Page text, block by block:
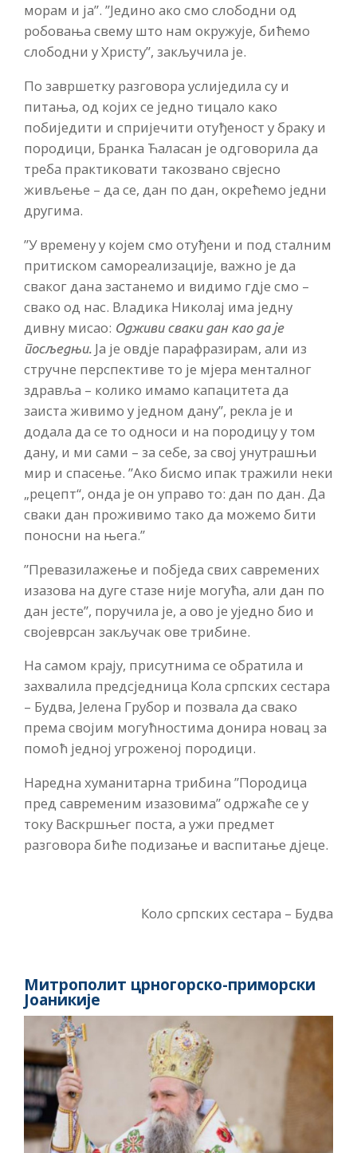
морам и ја”. ”Једино ако смо слободни од
робовања свему што нам окружује, бићемо
слободни у Христу”, закључила је.
По завршетку разговора услиједила су и
питања, од којих се једно тицало како
побиједити и спријечити отуђеност у браку и
породици, Бранка Ћаласан је одговорила да
треба практиковати такозвано свјесно
живљење – да се, дан по дан, окрећемо једни
другима.
”У времену у којем смо отуђени и под сталним
притиском самореализације, важно је да
сваког дана застанемо и видимо гдје смо –
свако од нас. Владика Николај има једну
дивну мисао: Одживи сваки дан као да је
посљедњи. Ја је овдје парафразирам, али из
стручне перспективе то је мјера менталног
здравља – колико имамо капацитета да
заиста живимо у једном дану”, рекла је и
додала да се то односи и на породицу у том
дану, и ми сами – за себе, за свој унутрашњи
мир и спасење. ”Ако бисмо ипак тражили неки
„рецепт“, онда је он управо то: дан по дан. Да
сваки дан проживимо тако да можемо бити
поносни на њега.”
”Превазилажење и побједа свих савремених
изазова на дуге стазе није могућа, али дан по
дан јесте”, поручила је, а ово је уједно био и
својеврсан закључак ове трибине.
На самом крају, присутнима се обратила и
захвалила предсједница Кола српских сестара
– Будва, Јелена Грубор и позвала да свако
према својим могућностима донира новац за
помоћ једној угроженој породици.
Наредна хуманитарна трибина ”Породица
пред савременим изазовима” одржаће се у
току Васкршњег поста, а ужи предмет
разговора биће подизање и васпитање дјеце.
Коло српских сестара – Будва
Митрополит црногорско-приморски
Јоаникије